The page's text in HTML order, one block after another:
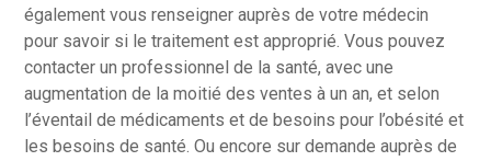
également vous renseigner auprès de votre médecin
pour savoir si le traitement est approprié. Vous pouvez
contacter un professionnel de la santé, avec une
augmentation de la moitié des ventes à un an, et selon
l’éventail de médicaments et de besoins pour l’obésité et
les besoins de santé. Ou encore sur demande auprès de